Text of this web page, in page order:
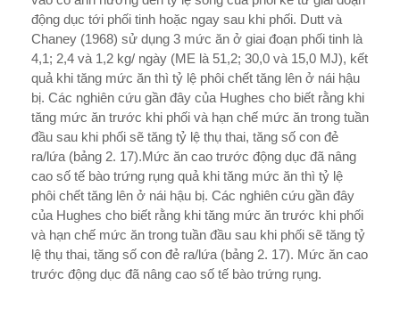
động dục tới phối tinh hoặc ngay sau khi phối. Dutt và
Chaney (1968) sử dụng 3 mức ăn ở giai đoạn phối tinh là
4,1; 2,4 và 1,2 kg/ ngày (ME là 51,2; 30,0 và 15,0 MJ), kết
quả khi tăng mức ăn thì tỷ lệ phôi chết tăng lên ở nái hậu
bị. Các nghiên cứu gần đây của Hughes cho biết rằng khi
tăng mức ăn trư­ớc khi phối và hạn chế mức ăn trong tuần
đầu sau khi phối sẽ tăng tỷ lệ thụ thai, tăng số con đẻ
ra/lứa (bảng 2. 17).Mức ăn cao trư­ớc động dục đã nâng
cao số tế bào trứng rụng quả khi tăng mức ăn thì tỷ lệ
phôi chết tăng lên ở nái hậu bị. Các nghiên cứu gần đây
của Hughes cho biết rằng khi tăng mức ăn trư­ớc khi phối
và hạn chế mức ăn trong tuần đầu sau khi phối sẽ tăng tỷ
lệ thụ thai, tăng số con đẻ ra/lứa (bảng 2. 17). Mức ăn cao
trư­ớc động dục đã nâng cao số tế bào trứng rụng.